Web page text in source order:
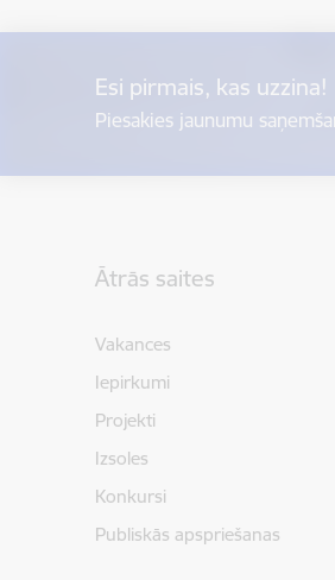
Esi pirmais, kas uzzina!
Piesakies jaunumu
Ātrās saites
Vakances
Iepirkumi
Projekti
Izsoles
Konkursi
Publiskās apspriešanas